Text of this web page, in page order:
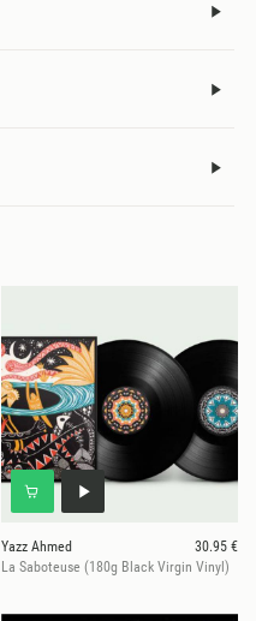
Yazz Ahmed
30.95 €
La Saboteuse (180g Black Virgin Vinyl)